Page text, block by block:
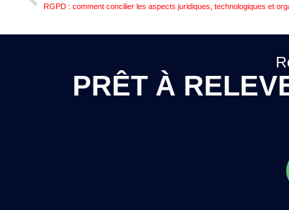
RGPD : comment concilier les aspects juridiques, technologiques et
PRÊT À